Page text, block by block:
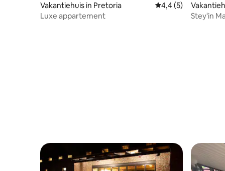
Vakantiehuis in Pretoria Gemiddelde
4,4 (5)
Luxe appartement
Stey'in